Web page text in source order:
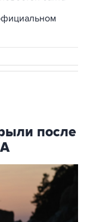
после